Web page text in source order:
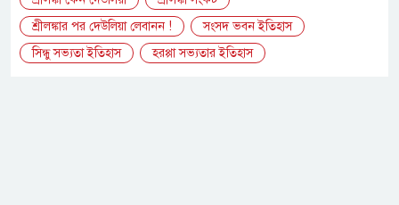
শ্রীলঙ্কার পর দেউলিয়া লেবানন !
সংসদ ভবন ইতিহাস
সিন্ধু সভ্যতা ইতিহাস
হরপ্পা সভ্যতার ইতিহাস